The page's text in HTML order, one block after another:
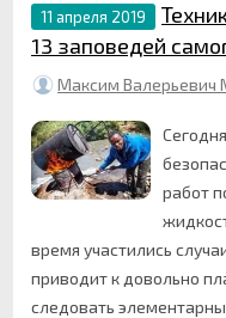
11 апреля 2019
13 заповедей
Максим Валерьевич
работ
время участились
приводит к довольно
следовать